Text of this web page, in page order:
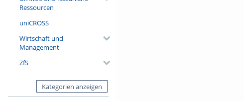
Ressourcen
uniCROSS
Wirtschaft und
Management
ZfS
Kategorien anzeigen